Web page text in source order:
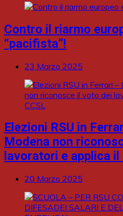
Contro il riarmo
“pacifista”!
23 Marzo 2025
Elezioni RSU in
Modena non
lavoratori e applica il
20 Marzo 2025